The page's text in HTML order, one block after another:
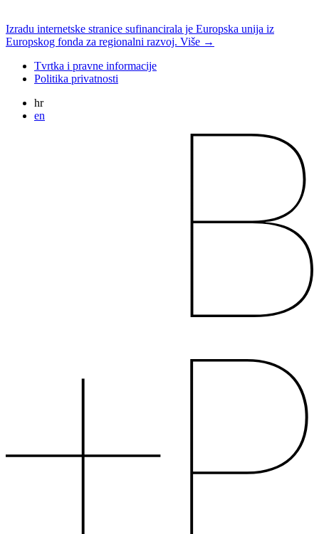
Izradu internetske stranice sufinancirala je Europska unija iz
Europskog fonda za regionalni razvoj. Više →
Tvrtka i pravne informacije
Politika privatnosti
hr
en